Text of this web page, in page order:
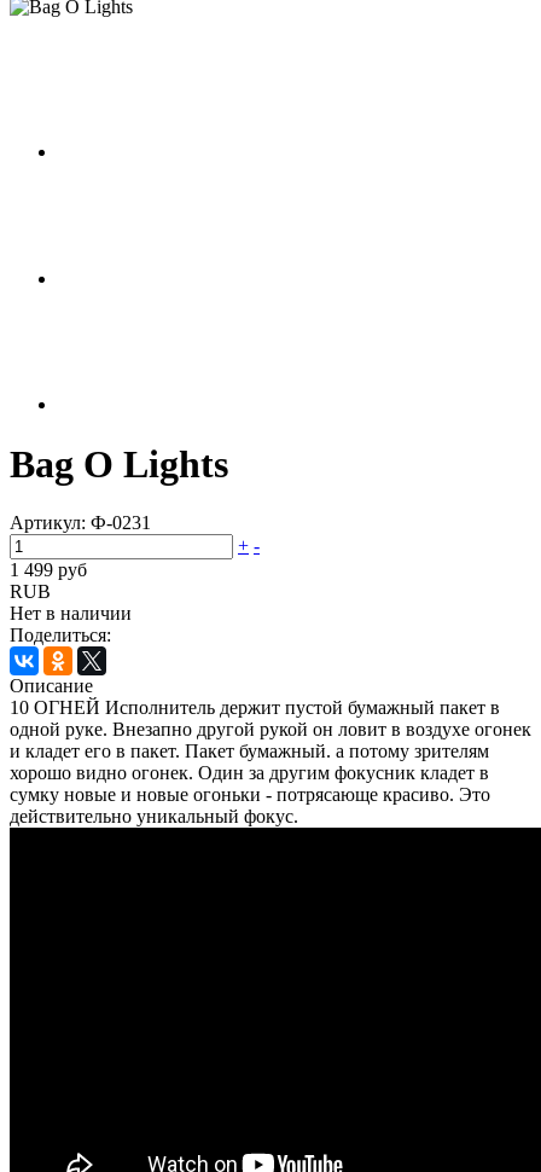
Bag O Lights
Артикул: Ф-0231
+ -
1 499 руб
RUB
Нет в наличии
Поделиться:
Описание
10 ОГНЕЙ Исполнитель держит пустой бумажный пакет в
одной руке. Внезапно другой рукой он ловит в воздухе огонек
и кладет его в пакет. Пакет бумажный. а потому зрителям
хорошо видно огонек. Один за другим фокусник кладет в
сумку новые и новые огоньки - потрясающе красиво. Это
действительно уникальный фокус.